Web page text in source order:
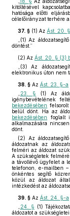
kitöltésével
hatósága előtti
célelőirányzat terhére
37. § (1) Az Ást. 20.
„(1) Az
döntést.”
(2) Az Ást. 20. § (3)
„(3) Az
elektronikus úton nem
38. § Az Ást. 23. §-a
23. § (1) Az
igénybevételének
bekezdésében
belül dönt. Ha az
bekezdésében foglalt
alkalmazására
dönt.
(2) Az
áldozatnak az
felméri az áldozat
A szükségletek
a távollévő ügyfelet a
telefonon, e-mailben
önkéntes segítő
közül az áldozat
intézkedést az
39. § Az Ást. 24. §-a
24. § (1)
áldozatot a